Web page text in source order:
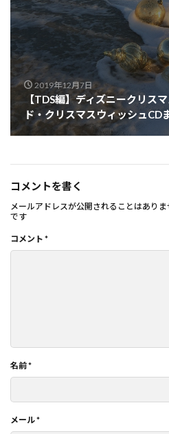
2019年12月7日
【TDS編】ディズニークリス
ド・クリスマスウィッシュCD
コメントを書く
メールアドレスが公開されることはありま
です
コメント *
名前*
メール*